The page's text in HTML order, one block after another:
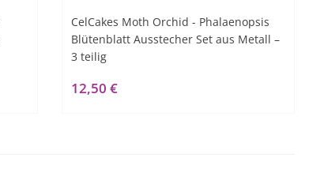
CelCakes Moth Orchid - Phalaenopsis
Blütenblatt Ausstecher Set aus Metall –
3 teilig
12,50 €